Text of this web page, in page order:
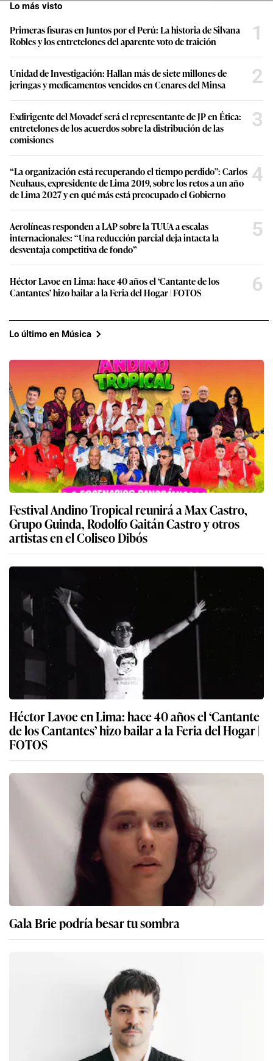
Lo más visto
Primeras fisuras en Juntos por el Perú: La historia de Silvana
Robles y los entretelones del aparente voto de traición
1
Unidad de Investigación: Hallan más de siete millones de
jeringas y medicamentos vencidos en Cenares del Minsa
2
Exdirigente del Movadef será el representante de JP en Ética:
entretelones de los acuerdos sobre la distribución de las
comisiones
3
“La organización está recuperando el tiempo perdido”: Carlos
Neuhaus, expresidente de Lima 2019, sobre los retos a un año
de Lima 2027 y en qué más está preocupado el Gobierno
4
Aerolíneas responden a LAP sobre la TUUA a escalas
internacionales: “Una reducción parcial deja intacta la
desventaja competitiva de fondo”
5
Héctor Lavoe en Lima: hace 40 años el ‘Cantante de los
Cantantes’ hizo bailar a la Feria del Hogar | FOTOS
6
Lo último en Música
Festival Andino Tropical reunirá a Max Castro,
Grupo Guinda, Rodolfo Gaitán Castro y otros
artistas en el Coliseo Dibós
Héctor Lavoe en Lima: hace 40 años el ‘Cantante
de los Cantantes’ hizo bailar a la Feria del Hogar |
FOTOS
Gala Brie podría besar tu sombra